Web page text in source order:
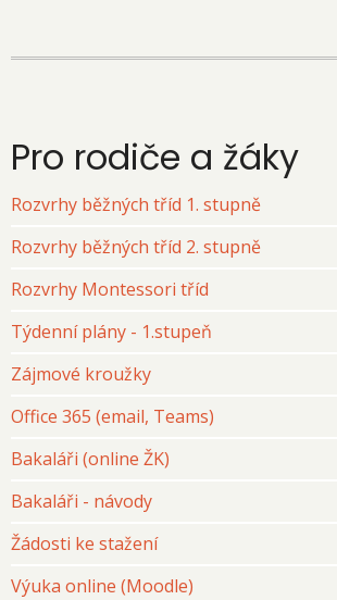
Pro rodiče a žáky
Rozvrhy běžných tříd 1. stupně
Rozvrhy běžných tříd 2. stupně
Rozvrhy Montessori tříd
Týdenní plány - 1.stupeň
Zájmové kroužky
Office 365 (email, Teams)
Bakaláři (online ŽK)
Bakaláři - návody
Žádosti ke stažení
Výuka online (Moodle)